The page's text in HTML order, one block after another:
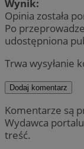
Wynik:
Opinia została
Po
udostępniona
Trwa wysyłanie
Dodaj komentarz
Komentarze są
Wydawca
treść.